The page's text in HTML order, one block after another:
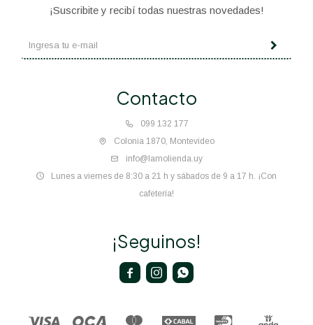
Contacto
099 132 177
Colonia 1870, Montevideo
info@lamolienda.uy
Lunes a viernes de 8:30 a 21 h y sábados de 9 a 17 h. ¡Con
cafetería!
¡Suscribite y recibí todas nuestras novedades!
¡Seguinos!
  